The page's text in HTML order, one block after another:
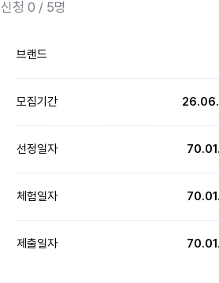
신청 0 / 5명
브랜드
모집기간
선정일자
체험일자
제출일자